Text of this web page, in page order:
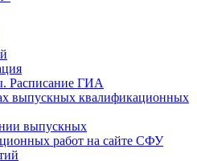
Расписание ГИА
выпускных квалификационных
выпускных
работ на сайте СФУ